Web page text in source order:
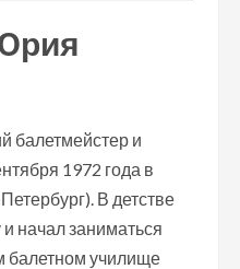
балетмейстер и
1972 года в
В детстве
начал заниматься
балетном училище